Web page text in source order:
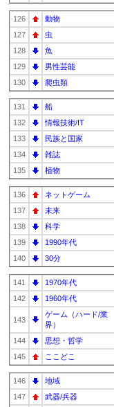
126 動物
127
虫
128
魚
129
男性芸能
130
爬虫類
131 船
132
情報技術/IT
133
民族と国家
134
雑誌
135
植物
136 ネットゲーム
137
未来
138
科学
139
1990年代
140
30分
141 1970年代
142
1960年代
143
ゲーム（ハード/業
界）
144 思想・哲学
145
ここどこ
146 地域
147
武器/兵器